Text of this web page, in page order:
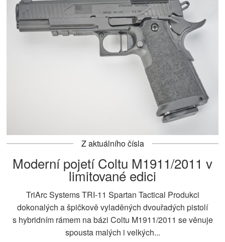
Z aktuálního čísla
Moderní pojetí Coltu M1911/2011 v
limitované edici
TriArc Systems TRI-11 Spartan Tactical Produkci
dokonalých a špičkově vyladěných dvouřadých pistolí
s hybridním rámem na bázi Coltu M1911/2011 se věnuje
spousta malých i velkých...